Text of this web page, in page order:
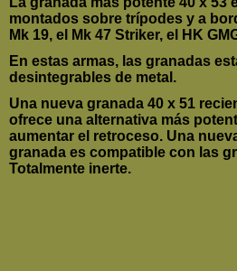
montados sobre trípodes y a
Mk 19, el Mk 47 Striker, el HK
En estas armas, las granadas
desintegrables de metal.
Una nueva granada 40 x 51
ofrece una alternativa más
aumentar el retroceso. Una
granada es compatible con las
Totalmente inerte.